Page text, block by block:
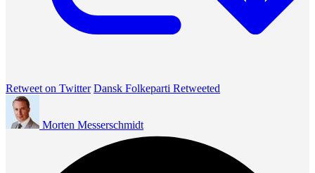
Retweet on Twitter Dansk Folkeparti Retweeted
Morten Messerschmidt